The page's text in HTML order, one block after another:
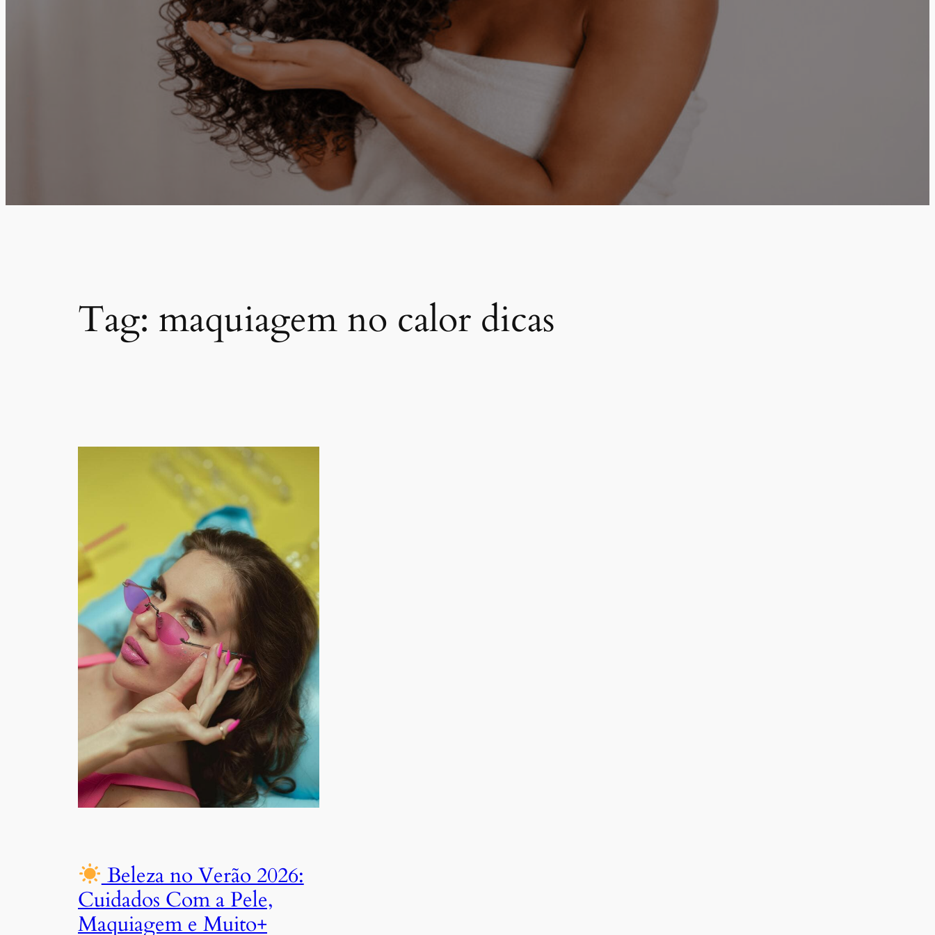
Tag: maquiagem no calor dicas
Beleza no Verão 2026:
Cuidados Com a Pele,
Maquiagem e Muito+